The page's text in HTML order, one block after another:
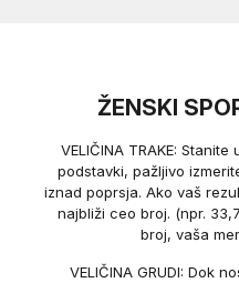
ŽENSKI
VELIČINA TRAKE:
podstavki, pažljivo
iznad poprsja. Ako vaš
najbliži ceo broj. (npr.
broj, vaša
VELIČINA GRUDI: Dok